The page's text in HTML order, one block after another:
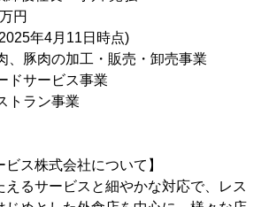
円
年4月11日時点)
豚肉の加工・販売・卸売事業
ビス事業
ン事業
ビス株式会社について】
えるサービスと細やかな対応で、レス